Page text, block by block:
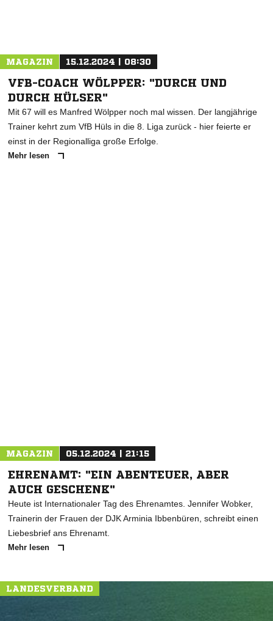
MAGAZIN 15.12.2024 | 08:30
VFB-COACH WÖLPPER: "DURCH UND
DURCH HÜLSER"
Mit 67 will es Manfred Wölpper noch mal wissen. Der langjährige
Trainer kehrt zum VfB Hüls in die 8. Liga zurück - hier feierte er
einst in der Regionalliga große Erfolge.
Mehr lesen
MAGAZIN 05.12.2024 | 21:15
EHRENAMT: "EIN ABENTEUER, ABER
AUCH GESCHENK"
Heute ist Internationaler Tag des Ehrenamtes. Jennifer Wobker,
Trainerin der Frauen der DJK Arminia Ibbenbüren, schreibt einen
Liebesbrief ans Ehrenamt.
Mehr lesen
LANDESVERBAND